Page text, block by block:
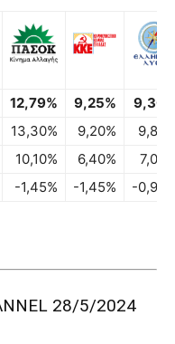
12,79% 9,25%
13,30% 9,20%
10,10% 6,40%
-1,45% -1,45% -
28/5/2024